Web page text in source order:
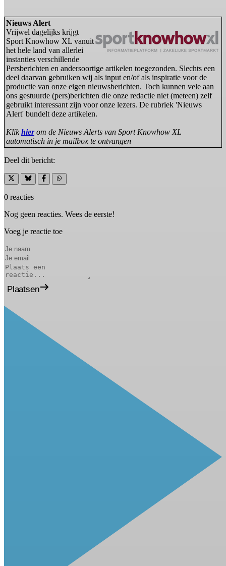
Nieuws Alert
Vrijwel dagelijks krijgt
Sport Knowhow XL vanuit
het hele land van allerlei
instanties verschillende
Persberichten en andersoortige artikelen toegezonden. Slechts een
deel daarvan gebruiken wij als input en/of als inspiratie voor de
productie van onze eigen nieuwsberichten. Toch kunnen vele aan
ons gestuurde (pers)berichten die onze redactie niet (meteen) zelf
gebruikt interessant zijn voor onze lezers. De rubriek 'Nieuws
Alert' bundelt deze artikelen.
Klikhierom de Nieuws Alerts van Sport Knowhow XL
automatisch in je mailbox te ontvangen
Deel dit bericht:
0 reacties
Nog geen reacties. Wees de eerste!
Voeg je reactie toe
Plaatsen